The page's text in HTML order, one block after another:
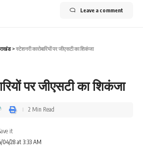
Leave a comment
>स्‍टेशनरी कारोबारियों पर जीएसटी का शिकंजा
पर जीएसटी का शिकंजा
04/28 at 3:33 AM
2 Min Read